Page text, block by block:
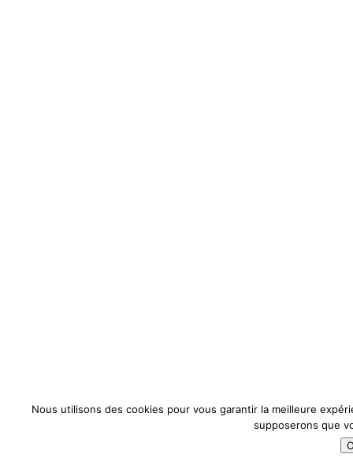
Nous utilisons des cookies pour vous garantir la meilleure
supposerons que